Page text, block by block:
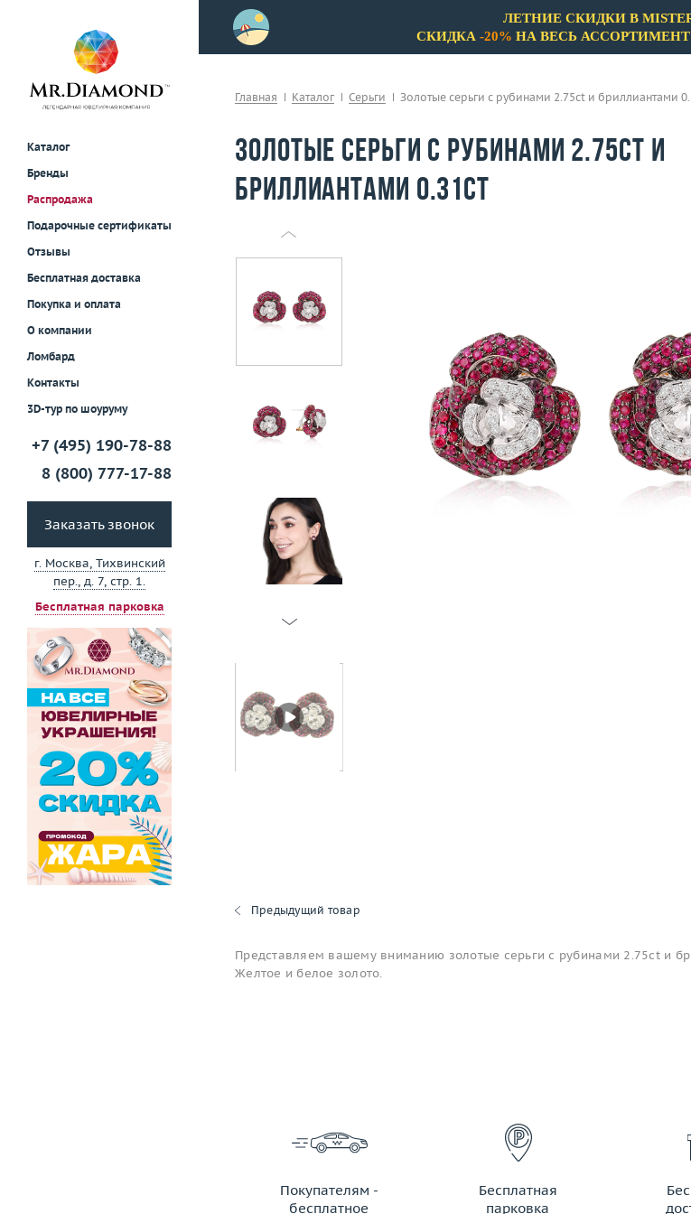
Каталог
Бренды
Распродажа
Подарочные сертификаты
Отзывы
Бесплатная доставка
Покупка и оплата
О компании
Ломбард
Контакты
3D-тур по шоуруму
+7 (495) 190-78-88
8 (800) 777-17-88
Заказать звонок
г. Москва, Тихвинский
пер., д. 7, стр. 1.
Бесплатная парковка
примерки!
ЛЕТНИЕ СКИДКИ В
СКИДКА -20% НА ВЕСЬ
Главная Каталог Серьги Золотые серьги с рубинами 2.75ct и бриллиантами
Золотые серьги с рубинами 2.75ct и
бриллиантами 0.31ct
Предыдущий товар
Представляем вашему вниманию золотые серьги с рубинами 2.75ct и
Желтое и белое золото.
Покупателям -
бесплатное
Бесплатная
парковка